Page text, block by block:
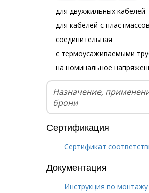
для двухжильных кабелей
для кабелей с
соединительная
с термоусаживаемыми
на номинальное
Назначение,
брони
Сертификация
Сертификат
Документация
Инструкция по